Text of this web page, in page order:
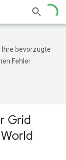
Ihre bevorzugte
Fehler
Grid